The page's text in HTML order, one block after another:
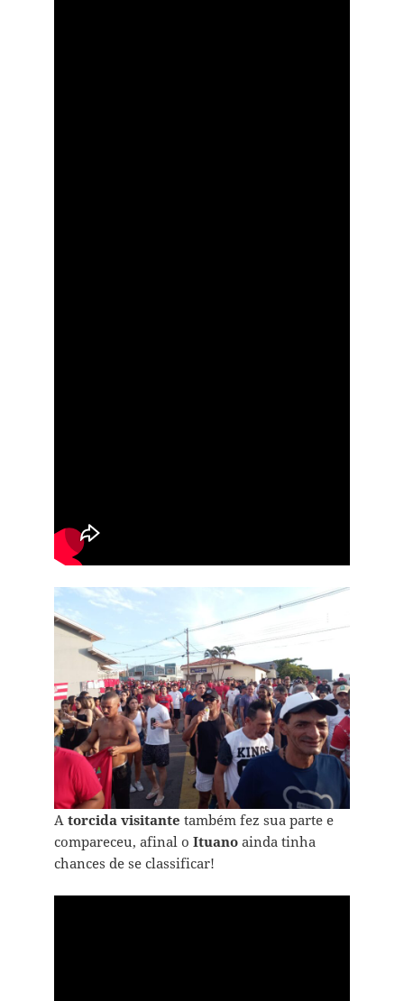
A torcida visitante também fez sua parte e
compareceu, afinal o Ituanoainda tinha
chances de se classificar!